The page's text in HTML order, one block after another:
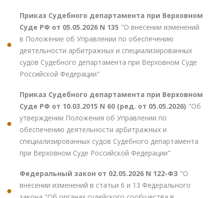
Приказ Судебного департамента при Верховном
Суде РФ от 05.05.2026 N 135 "О внесении изменений
в Положение об Управлении по обеспечению
деятельности арбитражных и специализированных
судов Судебного департамента при Верховном Суде
Российской Федерации"
Приказ Судебного департамента при Верховном
Суде РФ от 10.03.2015 N 60 (ред. от 05.05.2026) "Об
утверждении Положения об Управлении по
обеспечению деятельности арбитражных и
специализированных судов Судебного департамента
при Верховном Суде Российской Федерации"
Федеральный закон от 02.05.2026 N 122-ФЗ "О
внесении изменений в статьи 6 и 13 Федерального